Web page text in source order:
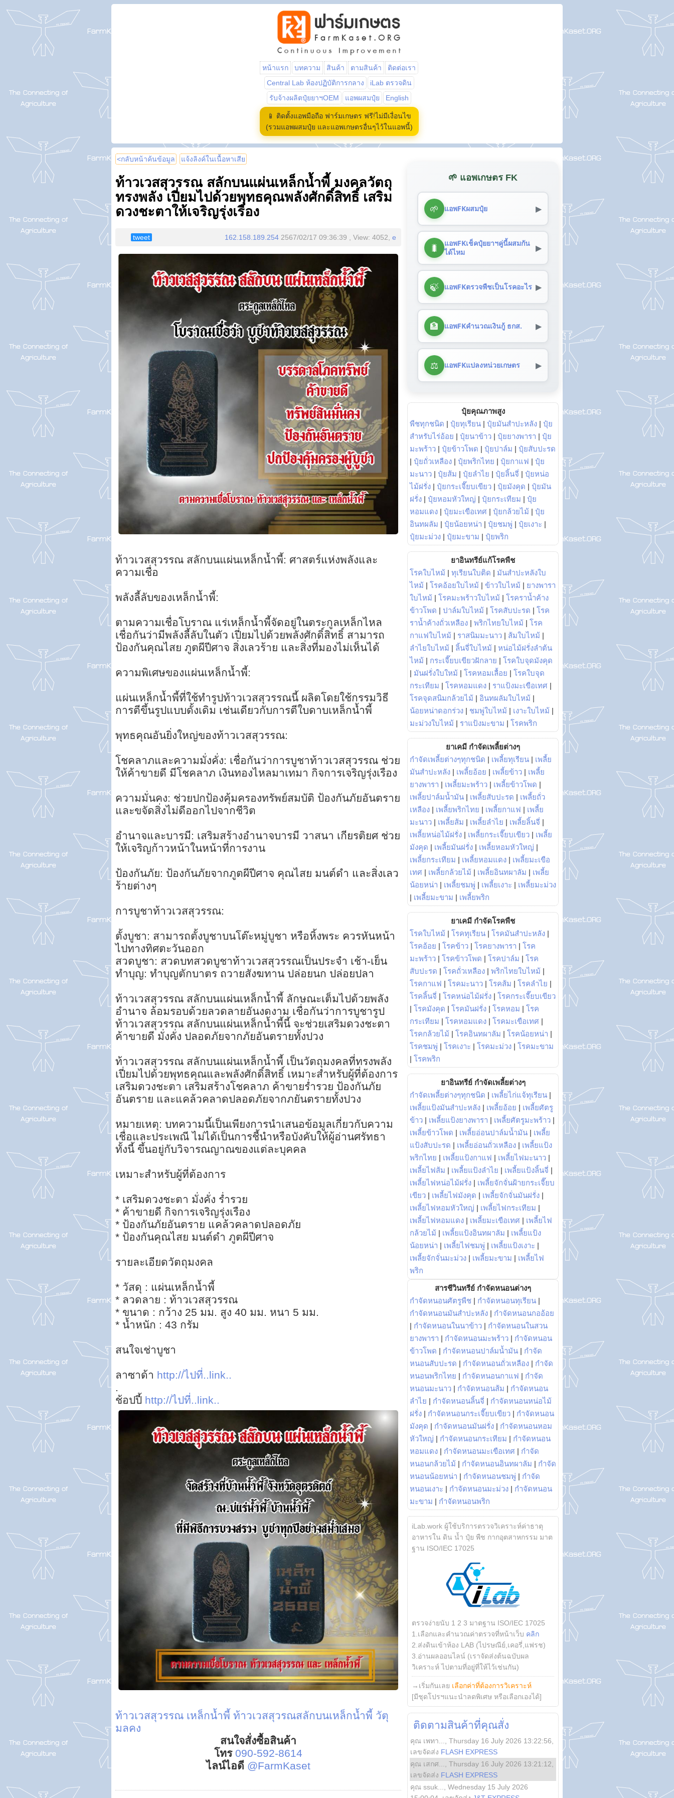
หน้าแรก บทความ สินค้า ตามสินค้า
ติดต่อเรา
Central Lab ห้องปฏิบัติการกลาง
iLab ตรวจดิน
รับจ้างผลิตปุ๋ยยาฯOEM
แอพผสมปุ๋ย English
📱 ติดตั้งแอพมือถือ ฟาร์มเกษตร ฟรี!ไม่มีเงื่อนไข
(รวมแอพผสมปุ๋ย และแอพเกษตรอื่นๆไว้ในแอพนี้)
<กลับหน้าค้นข้อมูล แจ้งลิงค์ในเนื้อหาเสีย
ท้าวเวสสุวรรณ สลักบนแผ่นเหล็กน้ำพี้ มงคลวัตถุ
ทรงพลัง เปี่ยมไปด้วยพุทธคุณพลังศักดิ์สิทธิ์ เสริม
ดวงชะตาให้เจริญรุ่งเรือง
tweet 162.158.189.254 2567/02/17 09:36:39 , View: 4052, e
ท้าวเวสสุวรรณ สลักบนแผ่นเหล็กน้ำพี้: ศาสตร์แห่งพลังและ
ความเชื่อ
พลังลี้ลับของเหล็กน้ำพี้:
ตามความเชื่อโบราณ แร่เหล็กน้ำพี้จัดอยู่ในตระกูลเหล็กไหล
เชื่อกันว่ามีพลังลี้ลับในตัว เปี่ยมไปด้วยพลังศักดิ์สิทธิ์ สามารถ
ป้องกันคุณไสย ภูตผีปีศาจ สิ่งเลวร้าย และสิ่งที่มองไม่เห็นได้
ความพิเศษของแผ่นเหล็กน้ำพี้:
แผ่นเหล็กน้ำพี้ที่ใช้ทำรูปท้าวเวสสุวรรณนี้ ผลิตโดยใช้กรรมวิธี
การตีขึ้นรูปแบบดั้งเดิม เช่นเดียวกับการตีใบดาบเหล็กน้ำพี้
พุทธคุณอันยิ่งใหญ่ของท้าวเวสสุวรรณ:
โชคลาภและความมั่งคั่ง: เชื่อกันว่าการบูชาท้าวเวสสุวรรณ ช่วย
ให้ค้าขายดี มีโชคลาภ เงินทองไหลมาเทมา กิจการเจริญรุ่งเรือง
ความมั่นคง: ช่วยปกป้องคุ้มครองทรัพย์สมบัติ ป้องกันภัยอันตราย
และขจัดสิ่งไม่ดีออกไปจากชีวิต
อำนาจและบารมี: เสริมสร้างอำนาจบารมี วาสนา เกียรติยศ ช่วย
ให้เจริญก้าวหน้าในหน้าที่การงาน
ป้องกันภัย: ป้องกันภัยจากภูตผีปีศาจ คุณไสย มนต์ดำ และสิ่งเลว
ร้ายต่างๆ
การบูชาท้าวเวสสุวรรณ:
ตั้งบูชา: สามารถตั้งบูชาบนโต๊ะหมู่บูชา หรือหิ้งพระ ควรหันหน้า
ไปทางทิศตะวันออก
สวดบูชา: สวดบทสวดบูชาท้าวเวสสุวรรณเป็นประจำ เช้า-เย็น
ทำบุญ: ทำบุญตักบาตร ถวายสังฆทาน ปล่อยนก ปล่อยปลา
ท้าวเวสสุวรรณ สลักบนแผ่นเหล็กน้ำพี้ ลักษณะเต็มไปด้วยพลัง
อำนาจ ล้อมรอบด้วยลวดลายอันงดงาม เชื่อกันว่าการบูชารูป
ท้าวเวสสุวรรณ สลักบนแผ่นเหล็กน้ำพี้นี้ จะช่วยเสริมดวงชะตา
ค้าขายดี มั่งคั่ง ปลอดภัยจากภัยอันตรายทั้งปวง
ท้าวเวสสุวรรณ สลักบนแผ่นเหล็กน้ำพี้ เป็นวัตถุมงคลที่ทรงพลัง
เปี่ยมไปด้วยพุทธคุณและพลังศักดิ์สิทธิ์ เหมาะสำหรับผู้ที่ต้องการ
เสริมดวงชะตา เสริมสร้างโชคลาภ ค้าขายร่ำรวย ป้องกันภัย
อันตราย และแคล้วคลาดปลอดภัยจากภยันตรายทั้งปวง
หมายเหตุ: บทความนี้เป็นเพียงการนำเสนอข้อมูลเกี่ยวกับความ
เชื่อและประเพณี ไม่ได้เป็นการชี้นำหรือบังคับให้ผู้อ่านศรัทธา
ทั้งนี้ ขึ้นอยู่กับวิจารณญาณของแต่ละบุคคล
เหมาะสำหรับผู้ที่ต้องการ
* เสริมดวงชะตา มั่งคั่ง ร่ำรวย
* ค้าขายดี กิจการเจริญรุ่งเรือง
* ป้องกันภัยอันตราย แคล้วคลาดปลอดภัย
* ป้องกันคุณไสย มนต์ดำ ภูตผีปีศาจ
รายละเอียดวัตถุมงคล
* วัสดุ : แผ่นเหล็กน้ำพี้
* ลวดลาย : ท้าวเวสสุวรรณ
* ขนาด : กว้าง 25 มม. สูง 40 มม. หนา 5 มม.
* น้ำหนัก : 43 กรัม
สนใจเช่าบูชา
ลาซาด้า http://ไปที่..link..
.
ช้อปปี้ http://ไปที่..link..
ท้าวเวสสุวรรณ เหล็กน้ำพี้ ท้าวเวสสุวรณสลักบนเหล็กน้ำพี้ วัตุ
มลคง
สนใจสั่งซื้อสินค้า
โทร 090-592-8614
ไลน์ไอดี @FarmKaset
🌱 แอพเกษตร FK
🌱 แอพFKผสมปุ๋ย ▶
🐛
แอพFKเช็คปุ๋ยยาฯคู่นี้ผสมกัน
ได้ไหม
▶
🍃 แอพFKตรวจพืชเป็นโรคอะไร ▶
🏦 แอพFKคำนวณเงินกู้ ธกส. ▶
⚖️ แอพFKแปลงหน่วยเกษตร ▶
ปุ๋ยคุณภาพสูง
พืชทุกชนิด | ปุ๋ยทุเรียน | ปุ๋ยมันสำปะหลัง | ปุ๋ย
สำหรับไร่อ้อย | ปุ๋ยนาข้าว | ปุ๋ยยางพารา | ปุ๋ย
มะพร้าว | ปุ๋ยข้าวโพด | ปุ๋ยปาล์ม | ปุ๋ยสับปะรด
| ปุ๋ยถั่วเหลือง | ปุ๋ยพริกไทย | ปุ๋ยกาแฟ | ปุ๋ย
มะนาว | ปุ๋ยส้ม | ปุ๋ยลำไย | ปุ๋ยลิ้นจี่ | ปุ๋ยหน่อ
ไม้ฝรั่ง | ปุ๋ยกระเจี๊ยบเขียว | ปุ๋ยมังคุด | ปุ๋ยมัน
ฝรั่ง | ปุ๋ยหอมหัวใหญ่ | ปุ๋ยกระเทียม | ปุ๋ย
หอมแดง | ปุ๋ยมะเขือเทศ | ปุ๋ยกล้วยไม้ | ปุ๋ย
อินทผลัม | ปุ๋ยน้อยหน่า | ปุ๋ยชมพู่ | ปุ๋ยเงาะ |
ปุ๋ยมะม่วง | ปุ๋ยมะขาม | ปุ๋ยพริก
ยาอินทรีย์แก้โรคพืช
โรคใบไหม้ | ทุเรียนใบติด | มันสำปะหลังใบ
ไหม้ | โรคอ้อยใบไหม้ | ข้าวใบไหม้ | ยางพารา
ใบไหม้ | โรคมะพร้าวใบไหม้ | โรคราน้ำค้าง
ข้าวโพด | ปาล์มใบไหม้ | โรคสับปะรด | โรค
ราน้ำค้างถั่วเหลือง | พริกไทยใบไหม้ | โรค
กาแฟใบไหม้ | ราสนิมมะนาว | ส้มใบไหม้ |
ลำไยใบไหม้ | ลิ้นจี่ใบไหม้ | หน่อไม้ฝรั่งลำต้น
ไหม้ | กระเจี๊ยบเขียวฝักลาย | โรคใบจุดมังคุด
| มันฝรั่งใบใหม้ | โรคหอมเลื้อย | โรคใบจุด
กระเทียม | โรคหอมแดง | ราแป้งมะเขือเทศ |
โรคจุดสนิมกล้วยไม้ | อินทผลัมใบไหม้ |
น้อยหน่าดอกร่วง | ชมพู่ใบไหม้ | เงาะใบไหม้ |
มะม่วงใบไหม้ | ราแป้งมะขาม | โรคพริก
ยาเคมี กำจัดเพลี้ยต่างๆ
กำจัดเพลี้ยต่างๆทุกชนิด | เพลี้ยทุเรียน | เพลี้ย
มันสำปะหลัง | เพลี้ยอ้อย | เพลี้ยข้าว | เพลี้ย
ยางพารา | เพลี้ยมะพร้าว | เพลี้ยข้าวโพด |
เพลี้ยปาล์มน้ำมัน | เพลี้ยสับปะรด | เพลี้ยถั่ว
เหลือง | เพลี้ยพริกไทย | เพลี้ยกาแฟ | เพลี้ย
มะนาว | เพลี้ยส้ม | เพลี้ยลำไย | เพลี้ยลิ้นจี่ |
เพลี้ยหน่อไม้ฝรั่ง | เพลี้ยกระเจี๊ยบเขียว | เพลี้ย
มังคุด | เพลี้ยมันฝรั่ง | เพลี้ยหอมหัวใหญ่ |
เพลี้ยกระเทียม | เพลี้ยหอมแดง | เพลี้ยมะเขือ
เทศ | เพลี้ยกล้วยไม้ | เพลี้ยอินทผาลัม | เพลี้ย
น้อยหน่า | เพลี้ยชมพู่ | เพลี้ยเงาะ | เพลี้ยมะม่วง
| เพลี้ยมะขาม | เพลี้ยพริก
ยาเคมี กำจัดโรคพืช
โรคใบไหม้ | โรคทุเรียน | โรคมันสำปะหลัง |
โรคอ้อย | โรคข้าว | โรคยางพารา | โรค
มะพร้าว | โรคข้าวโพด | โรคปาล์ม | โรค
สับปะรด | โรคถั่วเหลือง | พริกไทยใบไหม้ |
โรคกาแฟ | โรคมะนาว | โรคส้ม | โรคลำไย |
โรคลิ้นจี่ | โรคหน่อไม้ฝรั่ง | โรคกระเจี๊ยบเขียว
| โรคมังคุด | โรคมันฝรั่ง | โรคหอม | โรค
กระเทียม | โรคหอมแดง | โรคมะเขือเทศ |
โรคกล้วยไม้ | โรคอินทผาลัม | โรคน้อยหน่า |
โรคชมพู่ | โรคเงาะ | โรคมะม่วง | โรคมะขาม
| โรคพริก
ยาอินทรีย์ กำจัดเพลี้ยต่างๆ
กำจัดเพลี้ยต่างๆทุกชนิด | เพลี้ยไก่แจ้ทุเรียน |
เพลี้ยแป้งมันสำปะหลัง | เพลี้ยอ้อย | เพลี้ยศัตรู
ข้าว | เพลี้ยแป้งยางพารา | เพลี้ยศัตรูมะพร้าว |
เพลี้ยข้าวโพด | เพลี้ยอ่อนปาล์มน้ำมัน | เพลี้ย
แป้งสับปะรด | เพลี้ยอ่อนถั่วเหลือง | เพลี้ยแป้ง
พริกไทย | เพลี้ยแป้งกาแฟ | เพลี้ยไฟมะนาว |
เพลี้ยไฟส้ม | เพลี้ยแป้งลำไย | เพลี้ยแป้งลิ้นจี่ |
เพลี้ยไฟหน่อไม้ฝรั่ง | เพลี้ยจักจั่นฝ้ายกระเจี๊ยบ
เขียว | เพลี้ยไฟมังคุด | เพลี้ยจักจั่นมันฝรั่ง |
เพลี้ยไฟหอมหัวใหญ่ | เพลี้ยไฟกระเทียม |
เพลี้ยไฟหอมแดง | เพลี้ยมะเขือเทศ | เพลี้ยไฟ
กล้วยไม้ | เพลี้ยแป้งอินทผาลัม | เพลี้ยแป้ง
น้อยหน่า | เพลี้ยไฟชมพู่ | เพลี้ยแป้งเงาะ |
เพลี้ยจักจั่นมะม่วง | เพลี้ยมะขาม | เพลี้ยไฟ
พริก
สารชีวินทรีย์ กำจัดหนอนต่างๆ
กำจัดหนอนศัตรูพืช | กำจัดหนอนทุเรียน |
กำจัดหนอนมันสำปะหลัง | กำจัดหนอนกออ้อย
| กำจัดหนอนในนาข้าว | กำจัดหนอนในสวน
ยางพารา | กำจัดหนอนมะพร้าว | กำจัดหนอน
ข้าวโพด | กำจัดหนอนปาล์มน้ำมัน | กำจัด
หนอนสับปะรด | กำจัดหนอนถั่วเหลือง | กำจัด
หนอนพริกไทย | กำจัดหนอนกาแฟ | กำจัด
หนอนมะนาว | กำจัดหนอนส้ม | กำจัดหนอน
ลำไย | กำจัดหนอนลิ้นจี่ | กำจัดหนอนหน่อไม้
ฝรั่ง | กำจัดหนอนกระเจี๊ยบเขียว | กำจัดหนอน
มังคุด | กำจัดหนอนมันฝรั่ง | กำจัดหนอนหอม
หัวใหญ่ | กำจัดหนอนกระเทียม | กำจัดหนอน
หอมแดง | กำจัดหนอนมะเขือเทศ | กำจัด
หนอนกล้วยไม้ | กำจัดหนอนอินทผาลัม | กำจัด
หนอนน้อยหน่า | กำจัดหนอนชมพู่ | กำจัด
หนอนเงาะ | กำจัดหนอนมะม่วง | กำจัดหนอน
มะขาม | กำจัดหนอนพริก
iLab.work ผู้ใช้บริการตรวจวิเคราะห์ค่าธาตุ
อาหารใน ดิน น้ำ ปุ๋ย พืช กากอุตสาหกรรม มาต
ฐาน ISO/IEC 17025
ตรวจง่ายนับ 1 2 3 มาตฐาน ISO/IEC 17025
1.เลือกและคำนวณค่าตรวจที่หน้าเว็บ คลิก
2.ส่งดินเข้าห้อง LAB (ไปรษณีย์,เคอรี่,แฟรช)
3.อ่านผลออนไลน์ (เราจัดส่งต้นฉบับผล
วิเคราะห์ ไปตามที่อยู่ที่ให้ไว้เช่นกัน)
→เริ่มกันเลย เลือกค่าที่ต้องการวิเคราะห์
[มีชุดโปรฯแนะนำลดพิเศษ หรือเลือกเองได้]
ติดตามสินค้าที่คุณสั่ง
คุณ เพทา... Thursday 16 July 2026 13:22:56
เลขจัดส่ง FLASH EXPRESS
คุณ เสกศ...
Thursday 16 July 2026 13:21:12
เลขจัดส่ง FLASH EXPRESS
คุณ ssuk...
Wednesday 15 July 2026